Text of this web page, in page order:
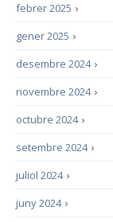
›
febrer 2025
›
gener 2025
›
desembre 2024
›
novembre 2024
›
octubre 2024
›
setembre 2024
›
juliol 2024
›
juny 2024